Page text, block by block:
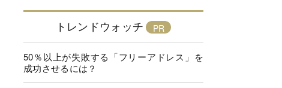
トレンドウォッチ
50％以上が失敗する「フリーアドレス」を
成功させるには？